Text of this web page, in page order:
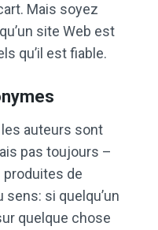
Mais soyez
site Web est
qu’il est fiable.
auteurs sont
pas toujours –
de
sens: si quelqu’un
quelque chose